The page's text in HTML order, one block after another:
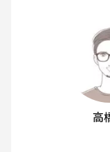
高